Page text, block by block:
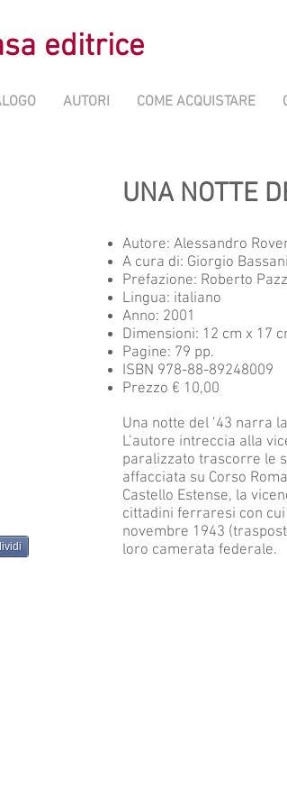
editrice
AUTORI COME ACQUISTARE
UNA NOTTE
Autore: Alessandro
A cura di: Giorgio Bassani
Prefazione: Roberto
Lingua: italiano
Anno: 2001
Dimensioni: 12 cm x 17
Pagine: 79 pp.
ISBN 978-88-89248009
Prezzo € 10,00
Una notte del ’43 narra
L’autore intreccia alla
paralizzato trascorre le
affacciata su Corso
Castello Estense, la
cittadini ferraresi con
novembre 1943
loro camerata federale.